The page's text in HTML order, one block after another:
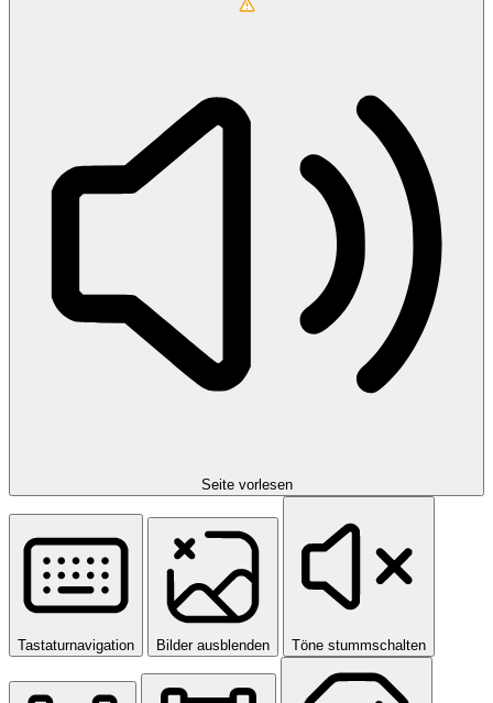
Seite vorlesen
Tastaturnavigation Bilder ausblenden Töne stummschalten